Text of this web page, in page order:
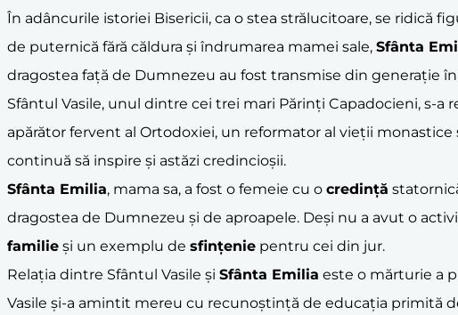
În adâncurile istoriei Bisericii, ca o stea strălucitoare, se ridică
de puternică fără căldura și îndrumarea mamei sale, Sfânta
dragostea față de Dumnezeu au fost transmise din generație
Sfântul Vasile, unul dintre cei trei mari Părinți Capadocieni, s-a
apărător fervent al Ortodoxiei, un reformator al vieții
continuă să inspire și astăzi credincioșii.
Sfânta Emilia, mama sa, a fost o femeie cu o credință
dragostea de Dumnezeu și de aproapele. Deși nu a avut o
familie și un exemplu de sfințenie pentru cei din jur.
Relația dintre Sfântul Vasile și Sfânta Emilia este o mărturie a
Vasile și-a amintit mereu cu recunoștință de educația primită